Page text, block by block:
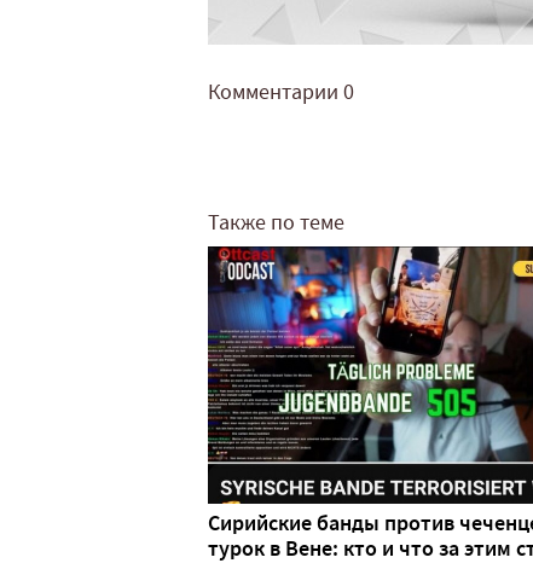
Комментарии 0
Также по теме
Сирийские банды против
турок в Вене: кто и что за этим